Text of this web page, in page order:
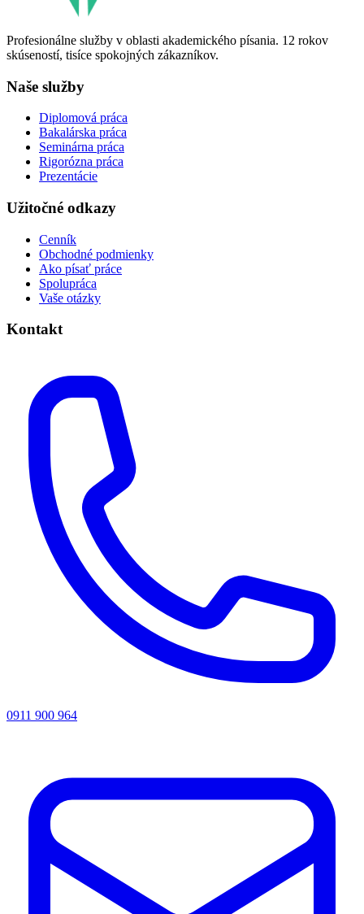
Profesionálne služby v oblasti akademického písania. 12 rokov
skúseností, tisíce spokojných zákazníkov.
Naše služby
Diplomová práca
Bakalárska práca
Seminárna práca
Rigorózna práca
Prezentácie
Užitočné odkazy
Cenník
Obchodné podmienky
Ako písať práce
Spolupráca
Vaše otázky
Kontakt
0911 900 964